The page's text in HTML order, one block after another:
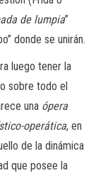
de lumpia”
donde se unirán.
luego tener la
sobre todo el
una ópera
operática, en
de la dinámica
que posee la